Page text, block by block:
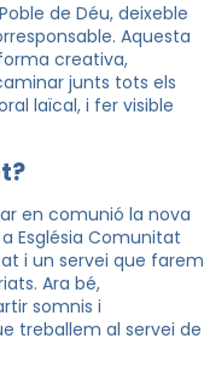
de Déu, deixeble
Aquesta
creativa,
junts tots els
laïcal, i fer visible
en comunió la nova
Església Comunitat
i un servei que farem
Ara bé,
somnis i
treballem al servei de